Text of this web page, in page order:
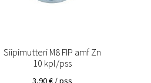
Siipimutteri M8 FIP amf Zn
10 kpl/pss
3,90€ / pss